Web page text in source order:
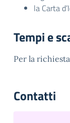
la Carta
Tempi e
Per la
Contatti